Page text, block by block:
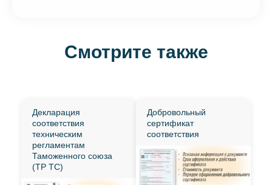
Смотрите также
Декларация
соответствия
техническим
регламентам
Таможенного союза
(ТР ТС)
Добровольный
сертификат
соответствия